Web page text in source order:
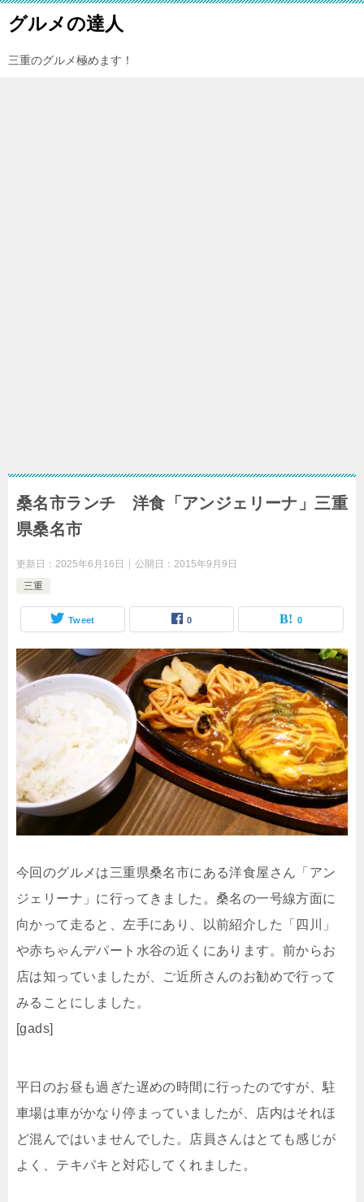
グルメの達人
三重のグルメ極めます！
桑名市ランチ 洋食「アンジェリーナ」三重
県桑名市
更新日： 2025年6月16日 公開日： 2015年9月9日
三重
Tweet 0 0
今回のグルメは三重県桑名市にある洋食屋さん「アン
ジェリーナ」に行ってきました。桑名の一号線方面に
向かって走ると、左手にあり、以前紹介した「四川」
や赤ちゃんデパート水谷の近くにあります。前からお
店は知っていましたが、ご近所さんのお勧めで行って
みることにしました。
[gads]
平日のお昼も過ぎた遅めの時間に行ったのですが、駐
車場は車がかなり停まっていましたが、店内はそれほ
ど混んではいませんでした。店員さんはとても感じが
よく、テキパキと対応してくれました。